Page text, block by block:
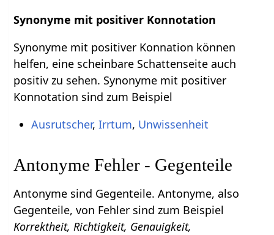
Synonyme mit positiver Konnotation
Synonyme mit positiver Konnation können
helfen, eine scheinbare Schattenseite auch
positiv zu sehen. Synonyme mit positiver
Konnotation sind zum Beispiel
Ausrutscher, Irrtum, Unwissenheit
Antonyme Fehler - Gegenteile
Antonyme sind Gegenteile. Antonyme, also
Gegenteile, von Fehler sind zum Beispiel
Korrektheit, Richtigkeit, Genauigkeit,